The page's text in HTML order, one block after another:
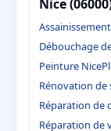
Nice
Débouchage
Peinture Nice
Rénovation de
Réparation de
Réparation de